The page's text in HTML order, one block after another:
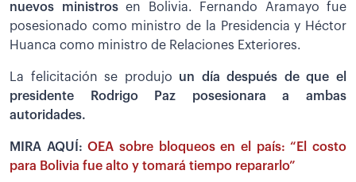
nuevos ministrosen Bolivia. Fernando Aramayo fue
posesionado como ministro de la Presidencia y Héctor
Huanca como ministro de Relaciones Exteriores.
La felicitación se produjo un día después de que el
presidente Rodrigo Paz posesionara a ambas
autoridades.
MIRA AQUÍ:OEA sobre bloqueos en el país: “El costo
para Bolivia fue alto y tomará tiempo repararlo”